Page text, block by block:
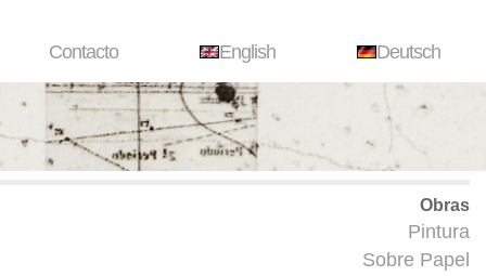
Contacto English Deutsch
Obras
Pintura
Sobre Papel